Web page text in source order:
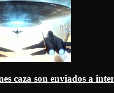
caza son enviados a